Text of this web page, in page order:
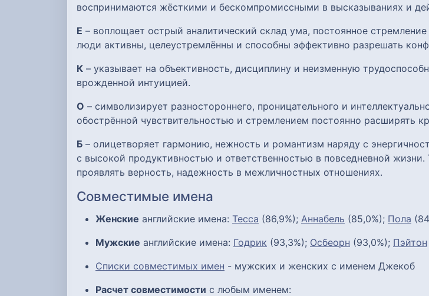
воспринимаются жёсткими и бескомпромиссными в высказываниях и
Е – воплощает острый аналитический склад ума, постоянное
люди активны, целеустремлённы и способны эффективно разрешать
К – указывает на объективность, дисциплину и неизменную
врожденной интуицией.
О – символизирует разностороннего, проницательного и
обострённой чувствительностью и стремлением постоянно расширять
Б – олицетворяет гармонию, нежность и романтизм наряду с
с высокой продуктивностью и ответственностью в повседневной
проявлять верность, надежность в межличностных отношениях.
Совместимые имена
Женские английские имена: Тесса (86,9%); Аннабель (85,0%); Пола
Мужские английские имена: Годрик (93,3%); Осбеорн (93,0%); Пэйтон
Списки совместимых имен - мужских и женских с именем Джекоб
Расчет совместимости с любым именем: